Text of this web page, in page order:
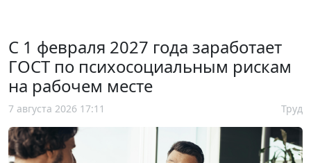
С 1 февраля 2027 года заработает
ГОСТ по психосоциальным рискам
на рабочем месте
7 августа 2026 17:11 Труд